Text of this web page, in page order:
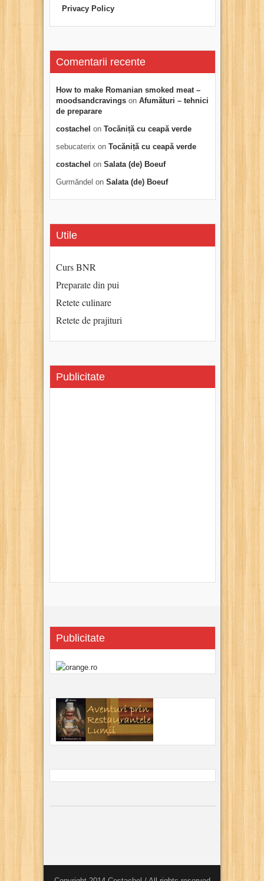
Privacy Policy
Comentarii recente
How to make Romanian smoked meat –
moodsandcravings on Afumături – tehnici
de preparare
costachel on Tocăniță cu ceapă verde
sebucaterix on Tocăniță cu ceapă verde
costachel on Salata (de) Boeuf
Gurmăndel on Salata (de) Boeuf
Utile
Curs BNR
Preparate din pui
Retete culinare
Retete de prajituri
Publicitate
Publicitate